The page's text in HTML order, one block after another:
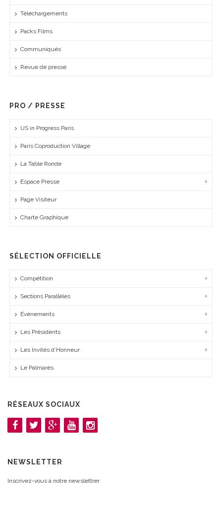
Téléchargements
Packs Films
Communiqués
Revue de presse
PRO / PRESSE
US in Progress Paris
Paris Coproduction Village
La Table Ronde
Espace Presse
Page Visiteur
Charte Graphique
SÉLECTION OFFICIELLE
Compétition
Sections Parallèles
Événements
Les Présidents
Les Invités d’Honneur
Le Palmarès
RÉSEAUX SOCIAUX
NEWSLETTER
Inscrivez-vous à notre newslettrer